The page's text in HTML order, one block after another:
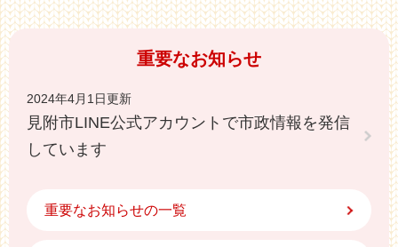
重要なお知らせ
2024年4月1日更新
見附市LINE公式アカウントで市政情報を発信
しています
重要なお知らせの一覧